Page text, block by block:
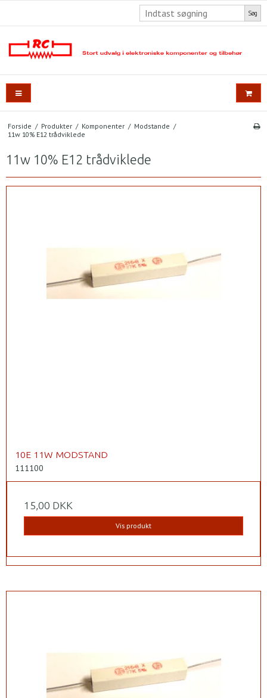
Søg
Forside / Produkter / Komponenter / Modstande /
11w 10% E12 trådviklede
11w 10% E12 trådviklede
10E 11W MODSTAND
111100
15,00 DKK
Vis produkt